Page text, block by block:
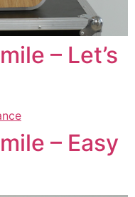
– Let’s
– Easy